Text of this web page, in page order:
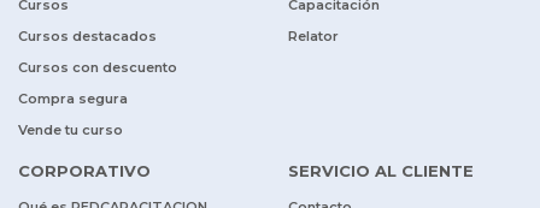
Cursos
Cursos destacados
Cursos con descuento
Compra segura
Vende tu curso
Capacitación
Relator
CORPORATIVO SERVICIO AL CLIENTE